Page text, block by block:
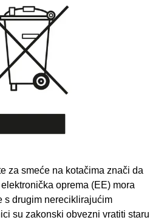
za smeće na kotačima znači da
oprema (EE) mora
s drugim nereciklirajućim
su zakonski obvezni vratiti staru